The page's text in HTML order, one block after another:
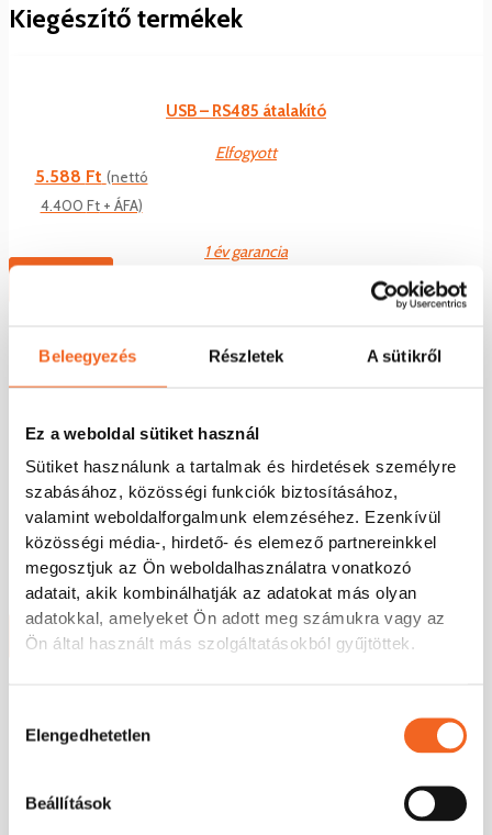
Beleegyezés Részletek A sütikről
Ez a weboldal sütiket használ
Sütiket használunk a tartalmak és hirdetések személyre
szabásához, közösségi funkciók biztosításához,
valamint weboldalforgalmunk elemzéséhez. Ezenkívül
közösségi média-, hirdető- és elemező partnereinkkel
megosztjuk az Ön weboldalhasználatra vonatkozó
adatait, akik kombinálhatják az adatokat más olyan
adatokkal, amelyeket Ön adott meg számukra vagy az
Ön által használt más szolgáltatásokból gyűjtöttek.
kiválasztása
Elengedhetetlen
Beállítások
Kiegészítő termékek
USB – RS485 átalakító
Elfogyott
5.588 Ft (nettó
4.400 Ft+ ÁFA)
1 év garancia
KD600 kiegészítő
KD600/KD600M külső kezelőegység LCD IP20
Készlet információ: Készleten
26.670 Ft
(nettó
21.000Ft+ ÁFA)
1 év garancia
Kosárba teszem
IP20
KD600/KD600M külső kezelőegység LED IP65